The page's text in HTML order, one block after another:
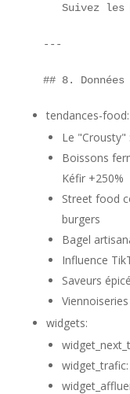
Suivez les
---
tendances-food:
Le "Crousty"
Boissons
Kéfir +250%
Street food
burgers
Bagel
Influence
Saveurs
widgets: